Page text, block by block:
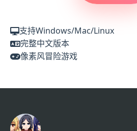
支持Windows/Mac/Linux
完整中文版本
像素风冒险游戏